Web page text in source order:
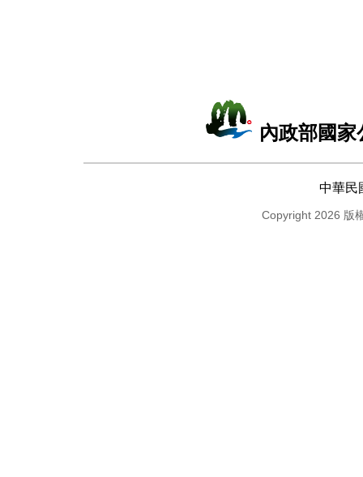
內政部國
中華民
Copyright 2026 版